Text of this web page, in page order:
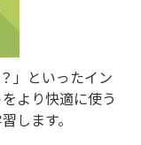
」といったイン
より快適に使う
します。